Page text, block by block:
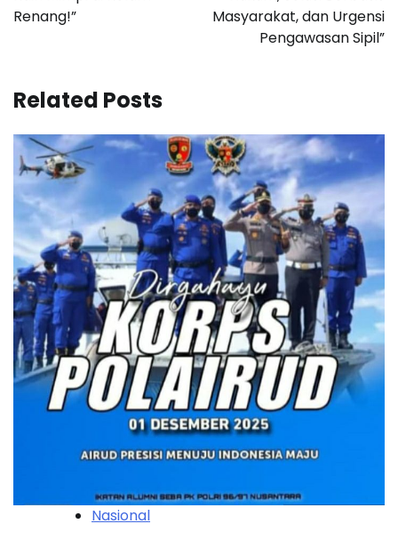
Renang!”
Masyarakat, dan Urgensi
Pengawasan Sipil”
Related Posts
Nasional